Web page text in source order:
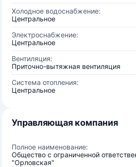
Холодное водоснабжение:
Центральное
Электроснабжение:
Центральное
Вентиляция:
Приточно-вытяжная вентиляция
Система отопления:
Центральное
Управляющая компания
Полное наименование:
Общество с ограниченной
"Орловская"